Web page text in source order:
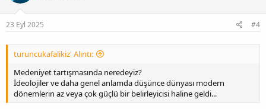
23 Eyl 2025 #4
turuncukafalikiz' Alıntı:
Medeniyet tartışmasında neredeyiz?
İdeolojiler ve daha genel anlamda düşünce dünyası modern
dönemlerin az veya çok güçlü bir belirleyicisi haline geldi...